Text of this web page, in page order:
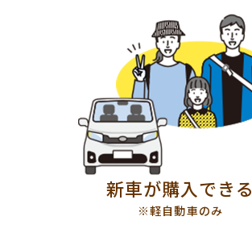
新車が購入できる
※軽自動車のみ